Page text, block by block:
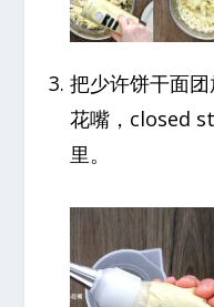
把少许饼干面
花嘴，closed
里。